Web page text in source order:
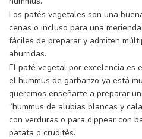
Los patés vegetales son una
cenas o incluso para una
fáciles de preparar y admiten
aburridas.
El paté vegetal por excelencia es
el hummus de garbanzo ya está
queremos enseñarte a preparar
“hummus de alubias blancas y
con verduras o para dippear con
patata o crudités.